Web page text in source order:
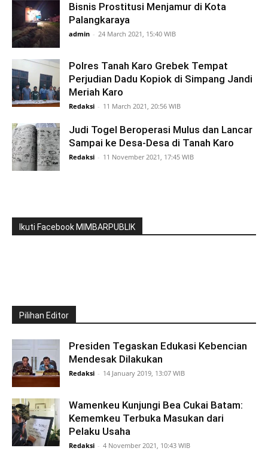
Bisnis Prostitusi Menjamur di Kota
Palangkaraya
admin - 24 March 2021, 15:40 WIB
Polres Tanah Karo Grebek Tempat
Perjudian Dadu Kopiok di Simpang Jandi
Meriah Karo
Redaksi - 11 March 2021, 20:56 WIB
Judi Togel Beroperasi Mulus dan Lancar
Sampai ke Desa-Desa di Tanah Karo
Redaksi - 11 November 2021, 17:45 WIB
Ikuti Facebook MIMBARPUBLIK
Pilihan Editor
Presiden Tegaskan Edukasi Kebencian
Mendesak Dilakukan
Redaksi - 14 January 2019, 13:07 WIB
Wamenkeu Kunjungi Bea Cukai Batam:
Kememkeu Terbuka Masukan dari
Pelaku Usaha
Redaksi - 4 November 2021, 10:43 WIB